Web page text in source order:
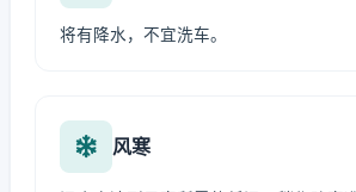
将有降水，不宜洗车。
风寒